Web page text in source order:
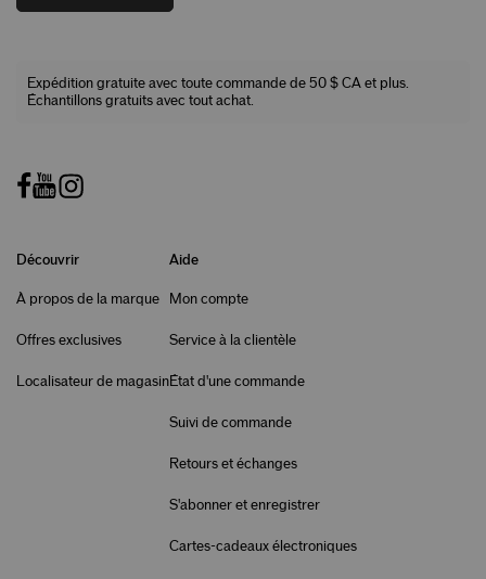
Expédition gratuite avec toute commande de 50 $ CA et plus.
Échantillons gratuits avec tout achat.
Découvrir
À propos de la marque
Offres exclusives
Localisateur de magasin
Aide
Mon compte
Service à la clientèle
État d'une commande
Suivi de commande
Retours et échanges
S'abonner et enregistrer
Cartes-cadeaux électroniques